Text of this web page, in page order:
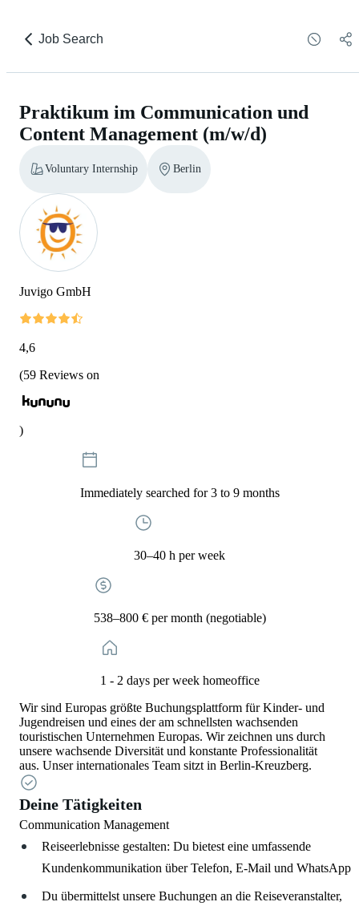
Job Search
Praktikum im Communication und
Content Management (m/w/d)
Voluntary Internship Berlin
Juvigo GmbH
4,6
(59 Reviews on
)
Immediately searched for 3 to 9 months
30–40 h per week
538–800 € per month (negotiable)
1 - 2 days per week homeoffice
Wir sind Europas größte Buchungsplattform für Kinder- und
Jugendreisen und eines der am schnellsten wachsenden
touristischen Unternehmen Europas. Wir zeichnen uns durch
unsere wachsende Diversität und konstante Professionalität
aus. Unser internationales Team sitzt in Berlin-Kreuzberg.
Deine Tätigkeiten
Communication Management
Reiseerlebnisse gestalten: Du bietest eine umfassende
Kundenkommunikation über Telefon, E-Mail und WhatsApp
Du übermittelst unsere Buchungen an die Reiseveranstalter,